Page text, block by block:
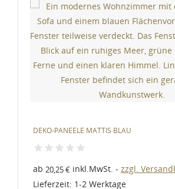
DEKO-PANEELE MATTIS BLAU
ab 20,25 € inkl.MwSt.
zzgl.
Lieferzeit: 1-2 Werktage